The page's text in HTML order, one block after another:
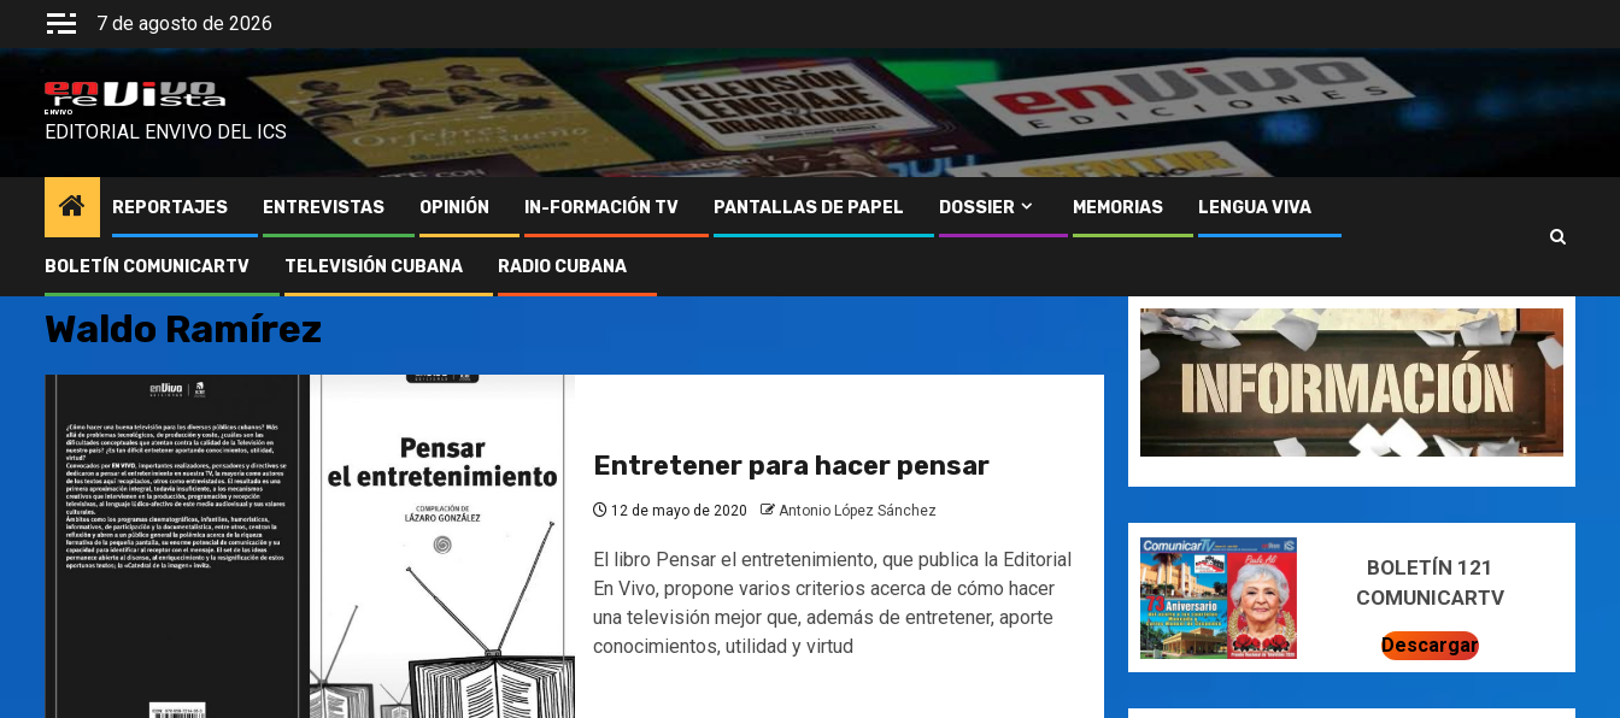
7 de agosto de 2026
ENVIVO
EDITORIAL ENVIVO DEL ICS
REPORTAJES ENTREVISTAS OPINIÓN IN-FORMACIÓN TV PANTALLAS DE PAPEL DOSSIER MEMORIAS LENGUA VIVA
BOLETÍN COMUNICARTV TELEVISIÓN CUBANA RADIO CUBANA
Waldo Ramírez
Entretener para hacer pensar
12 de mayo de 2020 Antonio López Sánchez
El libro Pensar el entretenimiento, que publica la Editorial
En Vivo, propone varios criterios acerca de cómo hacer
una televisión mejor que, además de entretener, aporte
conocimientos, utilidad y virtud
BOLETÍN 121
COMUNICARTV
Descargar